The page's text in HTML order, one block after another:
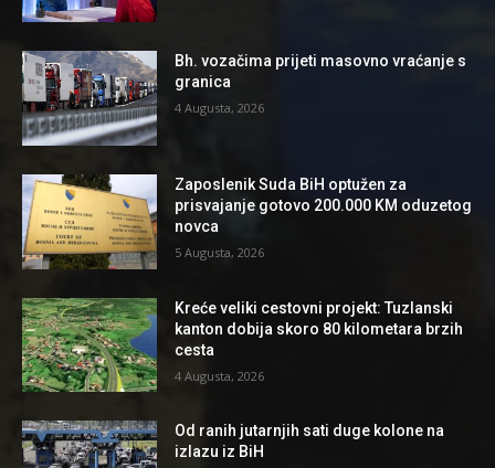
Bh. vozačima prijeti masovno vraćanje s
granica
4 Augusta, 2026
Zaposlenik Suda BiH optužen za
prisvajanje gotovo 200.000 KM oduzetog
novca
5 Augusta, 2026
Kreće veliki cestovni projekt: Tuzlanski
kanton dobija skoro 80 kilometara brzih
cesta
4 Augusta, 2026
Od ranih jutarnjih sati duge kolone na
izlazu iz BiH